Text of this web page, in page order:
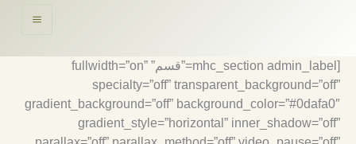
[mhc_section admin_label=”قسم” fullwidth=”on”
specialty=”off”
gradient_background=”off”
gradient_style=”horizontal”